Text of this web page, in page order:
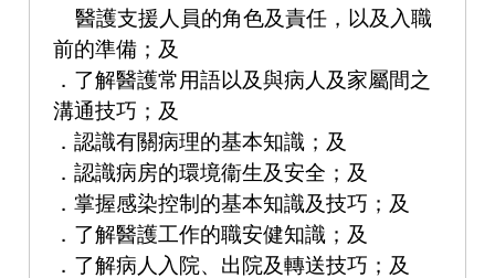
醫護支援人員的角色及責任，以及入職
前的準備；及
．了解醫護常用語以及與病人及家屬間之
溝通技巧；及
．認識有關病理的基本知識；及
．認識病房的環境衞生及安全；及
．掌握感染控制的基本知識及技巧；及
．了解醫護工作的職安健知識；及
．了解病人入院、出院及轉送技巧；及